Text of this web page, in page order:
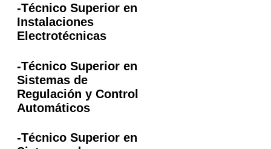
-Técnico Superior en
Instalaciones
Electrotécnicas
-Técnico Superior en
Sistemas de
Regulación y Control
Automáticos
-Técnico Superior en